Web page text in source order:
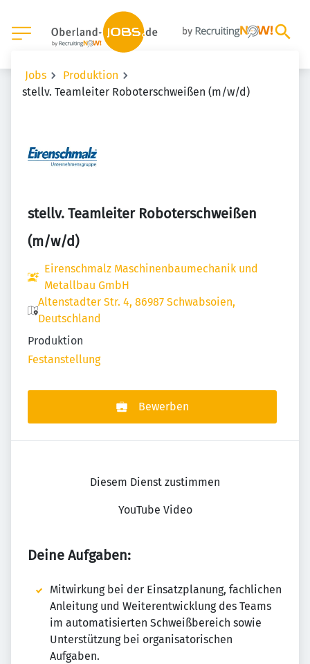
Jobs
Produktion
stellv. Teamleiter Roboterschweißen (m/w/d)
stellv. Teamleiter Roboterschweißen
(m/w/d)
Eirenschmalz Maschinenbaumechanik und
Metallbau GmbH
Altenstadter Str. 4, 86987 Schwabsoien,
Deutschland
Produktion
Festanstellung
Bewerben
Diesem Dienst zustimmen
YouTube Video
Deine Aufgaben:
Mitwirkung bei der Einsatzplanung, fachlichen
Anleitung und Weiterentwicklung des Teams
im automatisierten Schweißbereich sowie
Unterstützung bei organisatorischen
Aufgaben.